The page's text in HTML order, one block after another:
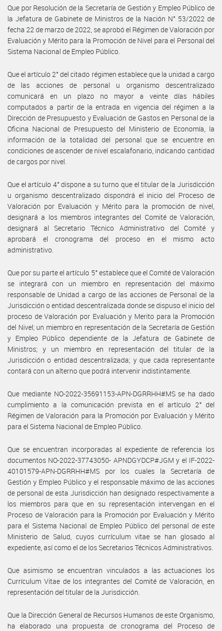
Que por Resolución de la Secretaría de Gestión y Empleo Público de
la Jefatura de Gabinete de Ministros de la Nación N° 53/2022 de
fecha 22 de marzo de 2022, se aprobó el Régimen de Valoración por
Evaluación y Mérito para la Promoción de Nivel para el Personal del
Sistema Nacional de Empleo Público.
Que el artículo 2° del citado régimen establece que la unidad a cargo
de las acciones de personal u organismo descentralizado
comunicará en un plazo no mayor a veinte días hábiles
computados a partir de la entrada en vigencia del régimen a la
Dirección de Presupuesto y Evaluación de Gastos en Personal de la
Oficina Nacional de Presupuesto del Ministerio de Economía, la
información de la totalidad del personal que se encuentre en
condiciones de ascender de nivel escalafonario, indicando cantidad
de cargos por nivel.
Que el artículo 4° dispone a su turno que el titular de la Jurisdicción
u organismo descentralizado dispondrá el inicio del Proceso de
Valoración por Evaluación y Mérito para la promoción de nivel,
designará a los miembros integrantes del Comité de Valoración,
designará al Secretario Técnico Administrativo del Comité y
aprobará el cronograma del proceso en el mismo acto
administrativo.
Que por su parte el artículo 5° establece que el Comité de Valoración
se integrará con un miembro en representación del máximo
responsable de Unidad a cargo de las acciones de Personal de la
Jurisdicción o entidad descentralizada donde se dispuso el inicio del
proceso de Valoración por Evaluación y Merito para la Promoción
del Nivel; un miembro en representación de la Secretaría de Gestión
y Empleo Público dependiente de la Jefatura de Gabinete de
Ministros; y un miembro en representación del titular de la
Jurisdicción o entidad descentralizada; y que cada representante
contará con un alterno que podrá intervenir indistintamente.
Que mediante NO-2022-35691153-APN-DGRRHH#MS se ha dado
cumplimiento a la comunicación prevista en el artículo 2° del
Régimen de Valoración para la Promoción por Evaluación y Mérito
para el Sistema Nacional de Empleo Público.
Que se encuentran incorporadas al expediente de referencia los
documentos NO-2022-37743050- APNDGYDCP#JGM y el IF-2022-
40101579-APN-DGRRHH#MS por los cuales la Secretaría de
Gestión y Empleo Público y el responsable máximo de las acciones
de personal de esta Jurisdicción han designado respectivamente a
los miembros para que en su representación intervengan en el
Proceso de Valoración para la Promoción por Evaluación y Mérito
para el Sistema Nacional de Empleo Público del personal de este
Ministerio de Salud, cuyos currículum vitae se han glosado al
expediente, así como el de los Secretarios Técnicos Administrativos.
Que asimismo se encuentran vinculados a las actuaciones los
Currículum Vitae de los integrantes del Comité de Valoración, en
representación del titular de la Jurisdicción.
Que la Dirección General de Recursos Humanos de este Organismo,
ha elaborado una propuesta de cronograma del Proceso de